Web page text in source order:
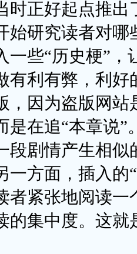
时正好起点推
始研究读者对
一些“历史梗”
有利有弊，利
，因为盗版网
是在追“本章说
段剧情产生相
一方面，插入的
者紧张地阅读
的集中度。这